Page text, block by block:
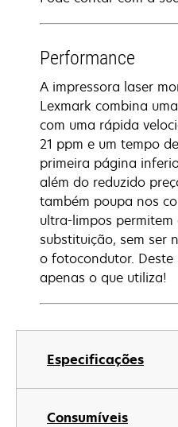
Especificações
Consumíveis
Performance
A impressora laser
Lexmark combina
com uma rápida
21 ppm e um tempo
primeira página
além do reduzido
também poupa nos
ultra-limpos permitem
substituição, sem ser
o fotocondutor. Deste
apenas o que utiliza!